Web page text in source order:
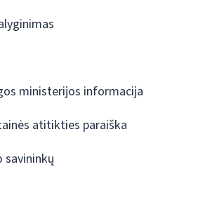
ministerijos informacija
atitikties paraiška